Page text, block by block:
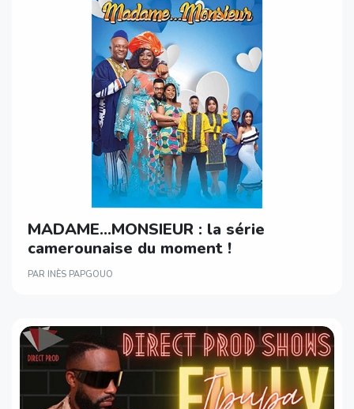
MADAME…MONSIEUR : la série
camerounaise du moment !
PAR INÈS PAPGOUO